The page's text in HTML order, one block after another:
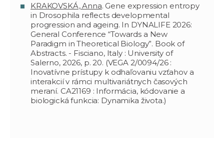
KRAKOVSKÁ, Anna. Gene expression entropy
in Drosophila reflects developmental
progression and ageing. In DYNALIFE 2026:
General Conference “Towards a New
Paradigm in Theoretical Biology”. Book of
Abstracts. - Fisciano, Italy : University of
Salerno, 2026, p. 20. (VEGA 2/0094/26 :
Inovatívne prístupy k odhaľovaniu vzťahov a
interakcií v rámci multivariátnych časových
meraní. CA21169 : Informácia, kódovanie a
biologická funkcia: Dynamika života.)